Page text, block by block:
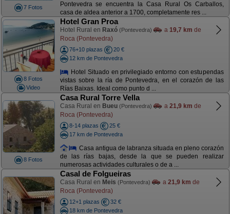
7 Fotos
Pontevedra se encuentra la Casa Rural Os Carballos,
casa de aldea anterior a 1700, completamente res ...
8 Fotos
Video
Hotel Gran Proa
Hotel Rural en Raxó (Pontevedra) a 19,7 km de
Roca (Pontevedra)
76+10 plazas
20 €
12 km de Pontevedra
Hotel Situado en privilegiado entorno con estupendas
vistas sobre la ría de Pontevedra, en el corazón de las
Rías Baixas. Ideal como punto d ...
8 Fotos
Casa Rural Torre Vella
Casa Rural en Bueu (Pontevedra) a 21,9 km de
Roca (Pontevedra)
8-14 plazas
25 €
17 km de Pontevedra
Casa antigua de labranza situada en pleno corazón
de las rías bajas, desde la que se pueden realizar
numerosas actividades culturales o de a ...
Casal de Folgueiras
Casa Rural en Meis (Pontevedra) a 21,9 km de
Roca (Pontevedra)
12+1 plazas
32 €
18 km de Pontevedra